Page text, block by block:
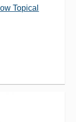
Topical